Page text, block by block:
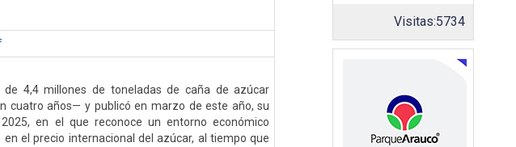
de 4,4 millones de toneladas de caña de azúcar
cuatro años— y publicó en marzo de este año, su
en el que reconoce un entorno económico
el precio internacional del azúcar, al tiempo que
Visitas:5734